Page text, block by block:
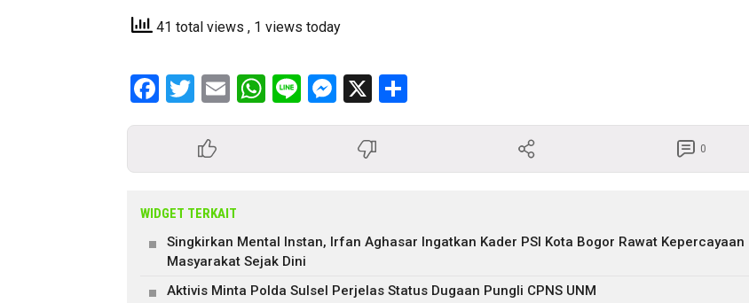
41 total views , 1 views today
Facebook
Twitter
EmailWhatsApp
LineMessenger
X
0
WIDGET TERKAIT
Singkirkan Mental Instan, Irfan Aghasar Ingatkan Kader PSI Kota Bogor Rawat Kepercayaan
Masyarakat Sejak Dini
Aktivis Minta Polda Sulsel Perjelas Status Dugaan Pungli CPNS UNM